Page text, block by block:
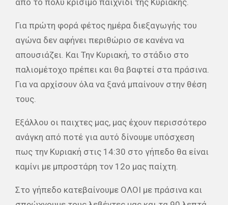
Για πρώτη φορά φέτος ημέρα διεξαγωγής του
αγώνα δεν αφήνει περιθώριο σε κανένα να
απουσιάζει. Και Την Κυριακή, το στάδιο στο
παλιομέτοχο πρέπει και θα βαφτεί στα πράσινα.
Για να αρχίσουν όλα να ξανά μπαίνουν στην θέση
τους.
Εξάλλου οι παιχτες μας, μας έχουν περισσότερο
ανάγκη από ποτέ για αυτό δίνουμε υπόσχεση
πως την Κυριακή στις 14:30 στο γήπεδο θα είναι
καμίνι με μπροστάρη τον 12ο μας παίχτη.
Στο γήπεδο κατεβαίνουμε ΟΛΟΙ με πράσινα και